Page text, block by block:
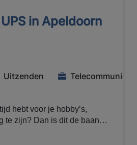
in Apeldoorn
Uitzenden Telecommunicatie
hebt voor je hobby’s,
te zijn? Dan is dit de baan